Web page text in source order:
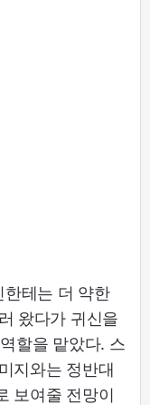
한테는 더 약한
왔다가 귀신을
할을 맡았다. 스
지와는 정반대
보여줄 전망이